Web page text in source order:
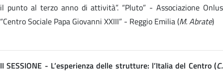
il punto al terzo anno di attività”. “Pluto” - Associazione Onlus
“Centro Sociale Papa Giovanni XXIII” - Reggio Emilia (M. Abrate)
II SESSIONE - L’esperienza delle strutture: l’Italia del Centro (C.